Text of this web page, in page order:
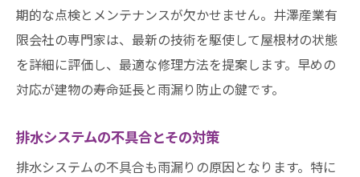
期的な点検とメンテナンスが欠かせません。井澤産業有
限会社の専門家は、最新の技術を駆使して屋根材の状態
を詳細に評価し、最適な修理方法を提案します。早めの
対応が建物の寿命延長と雨漏り防止の鍵です。
排水システムの不具合とその対策
排水システムの不具合も雨漏りの原因となります。特に